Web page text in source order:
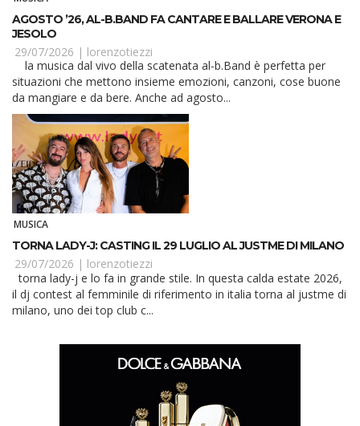
AGOSTO ’26, AL-B.BAND FA CANTARE E BALLARE VERONA E
JESOLO
29/07/2026 | lorenzotiezzi
situazioni che mettono insieme emozioni, canzoni, cose buone
da mangiare e da bere. Anche ad agosto...
MUSICA
TORNA LADY-J: CASTING IL 29 LUGLIO AL JUSTME DI MILANO
29/07/2026 | lorenzotiezzi
torna lady-j e lo fa in grande stile. In questa calda estate 2026,
il dj contest al femminile di riferimento in italia torna al justme di
milano, uno dei top club c...